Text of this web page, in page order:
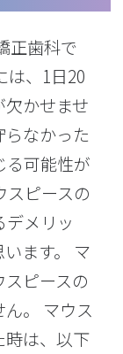
正歯科で
は、1日20
かせませ
らなかった
る可能性が
スピースの
メリッ
ます。 マ
ピースの
。 マウス
時は、以下